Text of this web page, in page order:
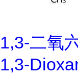
1,3-二氧
1,3-